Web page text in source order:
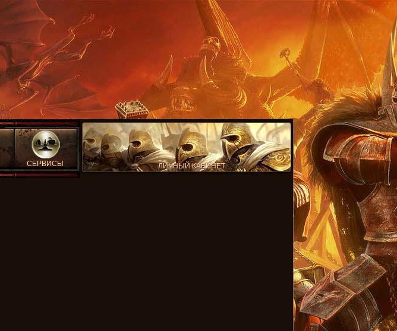
СЕРВИСЫ ЛИЧНЫЙ КАБИНЕТ